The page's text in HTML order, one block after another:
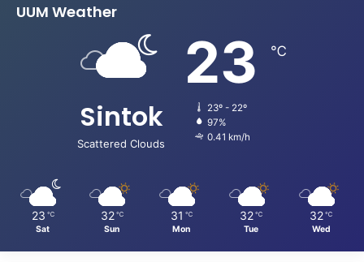
UUM Weather
Sintok
Scattered Clouds
23 ℃
23º - 22º
97%
0.41 km/h
23 ℃
Sat
32 ℃
Sun
31 ℃
Mon
32 ℃
Tue
32 ℃
Wed